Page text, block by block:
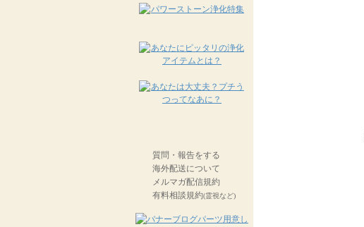
質問・報告をする
海外配送について
メルマガ配信規約
有料相談規約(霊視など)